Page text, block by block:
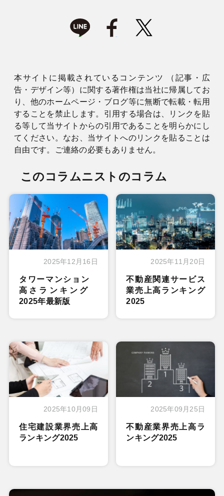
本サイトに掲載されているコンテンツ （記事・広
告・デザイン等）に関する著作権は当社に帰属してお
り、他のホームページ・ブログ等に無断で転載・転用
することを禁止します。引用する場合は、リンクを貼
る等して当サイトからの引用であることを明らかにし
てください。なお、当サイトへのリンクを貼ることは
自由です。ご連絡の必要もありません。
このコラムニストのコラム
2025年12月16日
タワーマンション
高さランキング
2025年最新版
2025年11月20日
不動産関連サービス
業売上高ランキング
2025
2025年10月09日
住宅建設業界売上高
ランキング2025
2025年09月25日
不動産業界売上高ラ
ンキング2025